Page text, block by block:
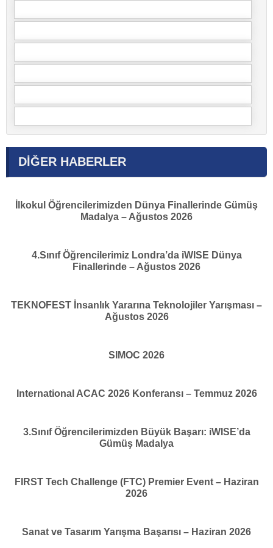
DİĞER HABERLER
İlkokul Öğrencilerimizden Dünya Finallerinde Gümüş
Madalya – Ağustos 2026
4.Sınıf Öğrencilerimiz Londra’da iWISE Dünya
Finallerinde – Ağustos 2026
TEKNOFEST İnsanlık Yararına Teknolojiler Yarışması –
Ağustos 2026
SIMOC 2026
International ACAC 2026 Konferansı – Temmuz 2026
3.Sınıf Öğrencilerimizden Büyük Başarı: iWISE’da
Gümüş Madalya
FIRST Tech Challenge (FTC) Premier Event – Haziran
2026
Sanat ve Tasarım Yarışma Başarısı – Haziran 2026